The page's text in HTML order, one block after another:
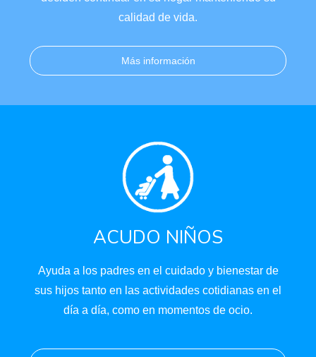
calidad de vida.
Más información
ACUDO NIÑOS
Ayuda a los padres en el cuidado y bienestar de
sus hijos tanto en las actividades cotidianas en el
día a día, como en momentos de ocio.